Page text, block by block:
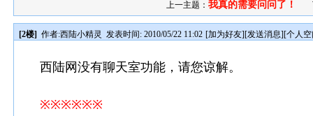
上一主题： 我真的需要问问了！
[2楼] 作者:西陆小精灵 发表时间: 2010/05/22 11:02 [加为好友][发送消息][个人
西陆网没有聊天室功能，请您谅解。
※※※※※※